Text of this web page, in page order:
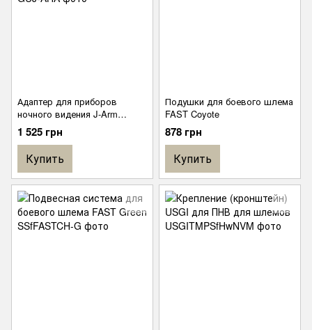
Адаптер для приборов
ночного видения J-Arm
Headset Adapter
1 525 грн
Купить
Подушки для боевого шлема
FAST Coyote
878 грн
Купить